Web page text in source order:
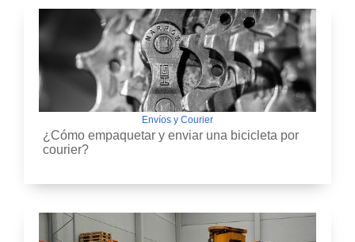
Envíos y Courier
¿Cómo empaquetar y enviar una bicicleta por
courier?